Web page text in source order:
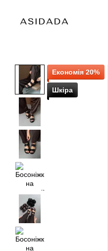
Економія 20%
Шкіра